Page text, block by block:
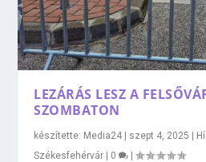
LEZÁRÁS LESZ A
SZOMBATON
készítette: Media24 | szept 4, 2025 |
Székesfehérvár | 0 |